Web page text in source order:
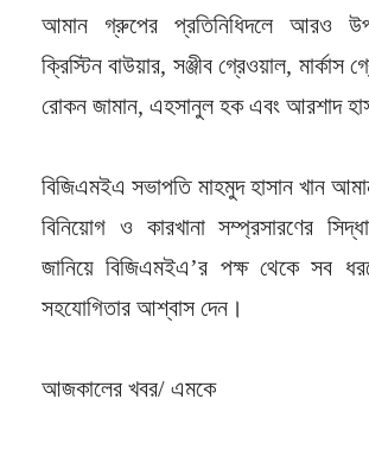
আমান গ্রুপের প্রতিনিধিদলে আরও
ক্রিস্টিন বাউয়ার, সঞ্জীব গ্রেওয়াল, মার্কাস
রোকন জামান, এহসানুল হক এবং আরশাদ
বিজিএমইএ সভাপতি মাহমুদ হাসান খান
বিনিয়োগ ও কারখানা সম্প্রসারণের
জানিয়ে বিজিএমইএ’র পক্ষ থেকে সব
সহযোগিতার আশ্বাস দেন।
আজকালের খবর/ এমকে